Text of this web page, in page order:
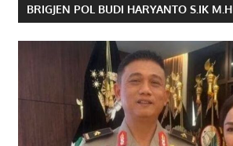
BRIGJEN POL BUDI HARYANTO S.IK M.H